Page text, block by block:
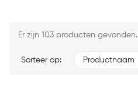
Er zijn 103 producten gevonden.
Sorteer op: Productnaam